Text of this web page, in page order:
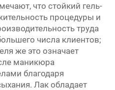
что стойкий гель-
процедуры и
труда
числа клиентов;
же это означает
маникюра
благодаря
Лак обладает